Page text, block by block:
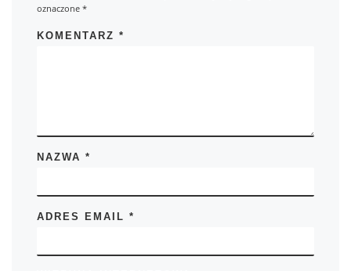
oznaczone*
KOMENTARZ*
NAZWA*
ADRES EMAIL*